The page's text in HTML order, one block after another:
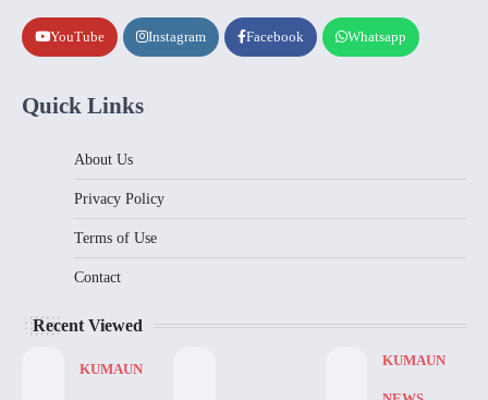
YouTube Instagram Facebook Whatsapp
Quick Links
About Us
Privacy Policy
Terms of Use
Contact
Recent Viewed
KUMAUN
KUMAUN